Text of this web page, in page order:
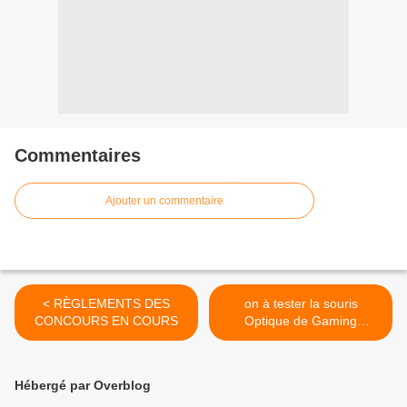
Commentaires
Ajouter un commentaire
< RÈGLEMENTS DES
CONCOURS EN COURS
on à tester la souris
Optique de Gaming
Ergonomique Verticale >
Hébergé par Overblog